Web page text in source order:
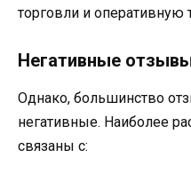
торговли и оперативную
Негативные
Однако, большинство
негативные. Наиболее
связаны с: